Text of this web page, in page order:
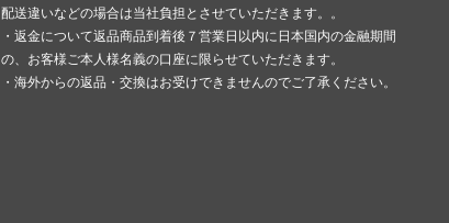
配送違いなどの場合は当社負担とさせていただきます。。
・返金について返品商品到着後７営業日以内に日本国内の金融期間
の、お客様ご本人様名義の口座に限らせていただきます。
・海外からの返品・交換はお受けできませんのでご了承ください。